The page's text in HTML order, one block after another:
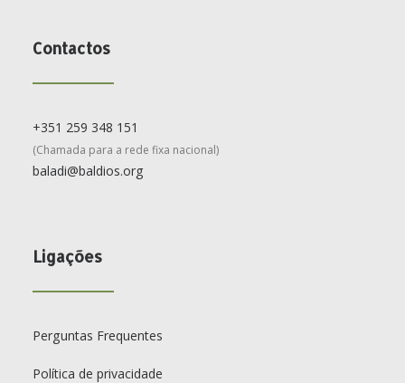
Contactos
+351 259 348 151
(Chamada para a rede fixa nacional)
baladi@baldios.org
Ligações
Perguntas Frequentes
Política de privacidade